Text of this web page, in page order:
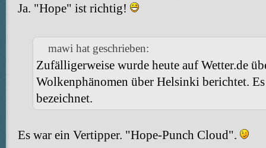
Ja. "Hope" ist richtig!
mawi hat geschrieben:
Zufälligerweise wurde heute auf Wetter.de
Wolkenphänomen über Helsinki berichtet.
bezeichnet.
Es war ein Vertipper. "Hope-Punch Cloud".